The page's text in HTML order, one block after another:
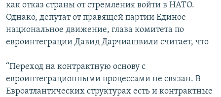
как отказ страны от стремления войти в НАТО.
Однако, депутат от правящей партии Единое
национальное движение, глава комитета по
евроинтеграции Давид Дарчиашвили считает, что
“Переход на контрактную основу с
евроинтеграционными процессами не связан. В
Евроатлантических структурах есть и контрактные